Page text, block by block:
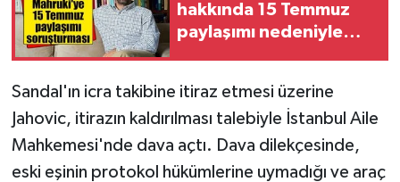
hakkında 15 Temmuz
paylaşımı nedeniyle
Sandal'ın icra takibine itiraz etmesi üzerine
Jahovic, itirazın kaldırılması talebiyle İstanbul Aile
Mahkemesi'nde dava açtı. Dava dilekçesinde,
eski eşinin protokol hükümlerine uymadığı ve araç